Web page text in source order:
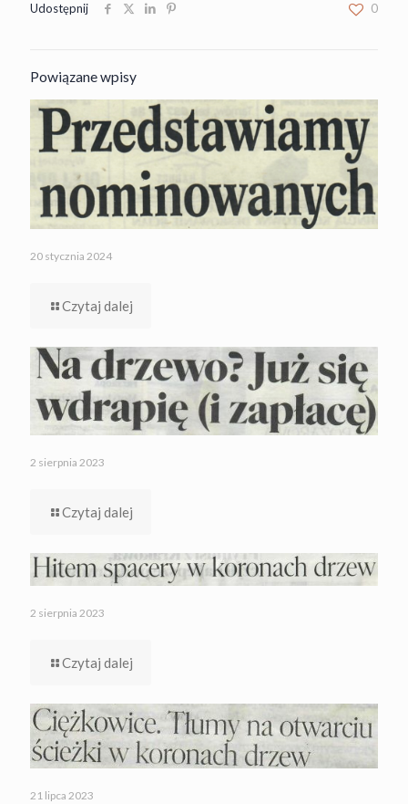
Udostępnij 0
Powiązane wpisy
20 stycznia 2024
Czytaj dalej
2 sierpnia 2023
Czytaj dalej
2 sierpnia 2023
Czytaj dalej
21 lipca 2023